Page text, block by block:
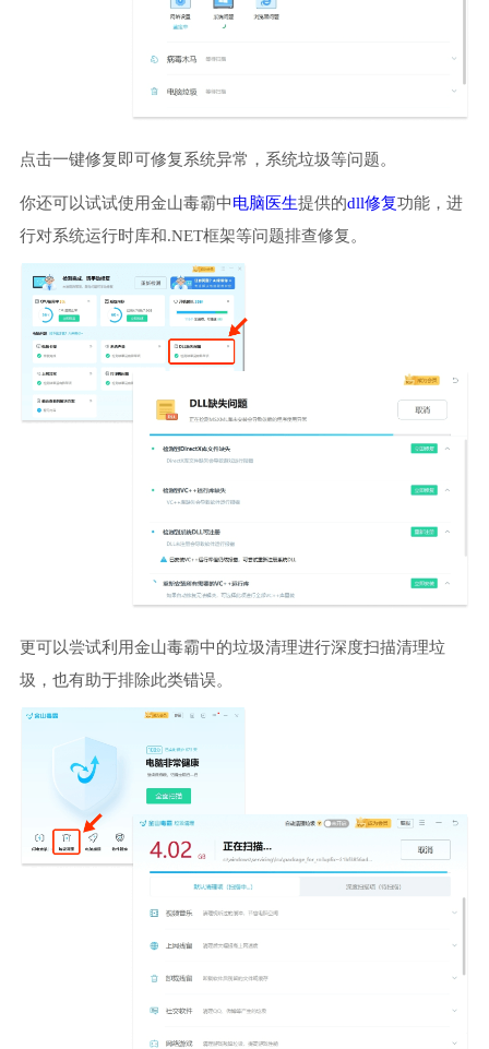
点击一键修复即可修复系统异常，系统垃圾等问题。
你还可以试试使用金山毒霸中电脑医生提供的dll修复功能，进
行对系统运行时库和.NET框架等问题排查修复。
更可以尝试利用金山毒霸中的垃圾清理进行深度扫描清理垃
圾，也有助于排除此类错误。